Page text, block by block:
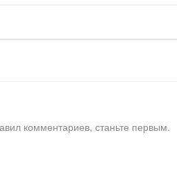
комментариев, станьте первым.